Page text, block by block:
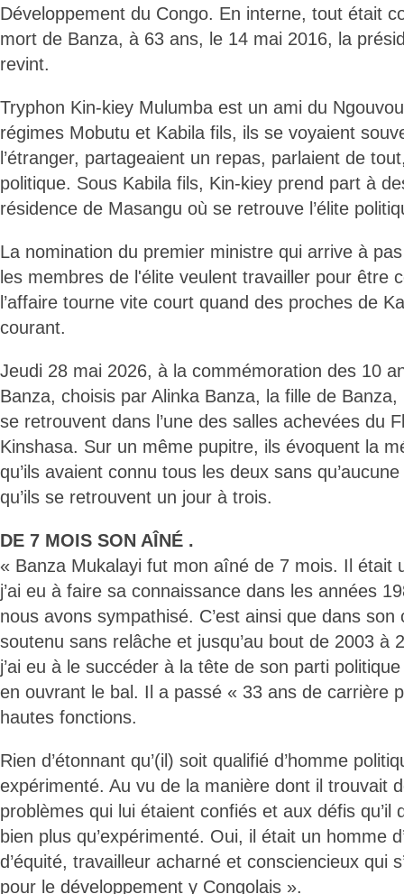
Développement du Congo. En interne, tout était
mort de Banza, à 63 ans, le 14 mai 2016, la
revint.
Tryphon Kin-kiey Mulumba est un ami du
régimes Mobutu et Kabila fils, ils se voyaient
l’étranger, partageaient un repas, parlaient de
politique. Sous Kabila fils, Kin-kiey prend part à
résidence de Masangu où se retrouve l’élite
La nomination du premier ministre qui arrive à
les membres de l'élite veulent travailler pour être
l’affaire tourne vite court quand des proches de
courant.
Jeudi 28 mai 2026, à la commémoration des 10
Banza, choisis par Alinka Banza, la fille de
se retrouvent dans l’une des salles achevées du
Kinshasa. Sur un même pupitre, ils évoquent la
qu’ils avaient connu tous les deux sans
qu’ils se retrouvent un jour à trois.
DE 7 MOIS SON AÎNÉ .
« Banza Mukalayi fut mon aîné de 7 mois. Il était
j’ai eu à faire sa connaissance dans les années
nous avons sympathisé. C’est ainsi que dans son
soutenu sans relâche et jusqu’au bout de 2003 à
j’ai eu à le succéder à la tête de son parti
en ouvrant le bal. Il a passé « 33 ans de carrière
hautes fonctions.
Rien d’étonnant qu’(il) soit qualifié d’homme
expérimenté. Au vu de la manière dont il trouvait
problèmes qui lui étaient confiés et aux défis qu’il
bien plus qu’expérimenté. Oui, il était un homme
d’équité, travailleur acharné et consciencieux qui
pour le développement y Congolais ».